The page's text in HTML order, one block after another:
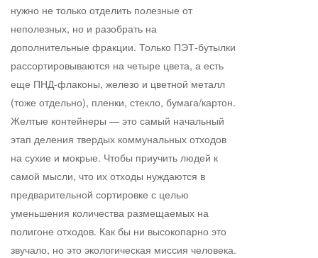
нужно не только отделить полезные от
неполезных, но и разобрать на
дополнительные фракции. Только ПЭТ-бутылки
рассортировываются на четыре цвета, а есть
еще ПНД-флаконы, железо и цветной металл
(тоже отдельно), пленки, стекло, бумага/картон.
Желтые контейнеры — это самый начальный
этап деления твердых коммунальных отходов
на сухие и мокрые. Чтобы приучить людей к
самой мысли, что их отходы нуждаются в
предварительной сортировке с целью
уменьшения количества размещаемых на
полигоне отходов. Как бы ни высокопарно это
звучало, но это экологическая миссия человека.